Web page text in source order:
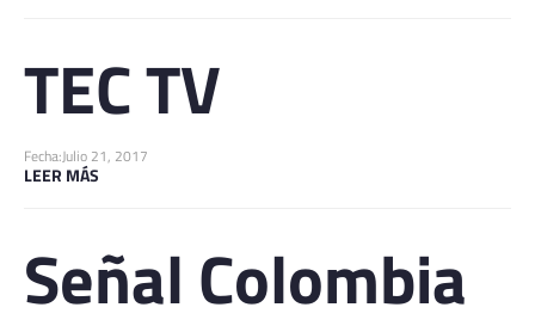
TEC TV
Fecha:Julio 21, 2017
LEER MÁS
Señal Colombia